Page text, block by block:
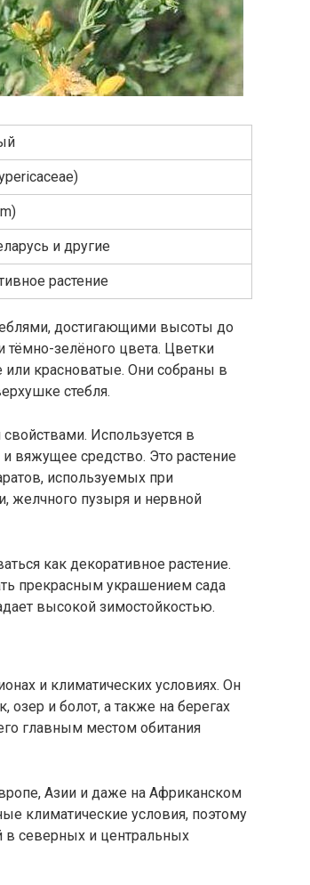
и другие
растение
достигающими высоты до
тёмно-зелёного цвета. Цветки
красноватые. Они собраны в
стебля.
Используется в
вяжущее средство. Это растение
используемых при
желчного пузыря и нервной
как декоративное растение.
прекрасным украшением сада
высокой зимостойкостью.
и климатических условиях. Он
озер и болот, а также на берегах
главным местом обитания
Азии и даже на Африканском
климатические условия, поэтому
северных и центральных